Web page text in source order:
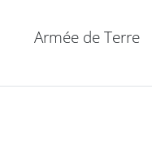
Armée de Terre